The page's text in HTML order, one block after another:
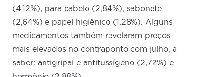
(4,12%), para cabelo (2,84%), sabonete
(2,64%) e papel higiênico (1,28%). Alguns
medicamentos também revelaram preços
mais elevados no contraponto com julho, a
saber: antigripal e antitussígeno (2,72%) e